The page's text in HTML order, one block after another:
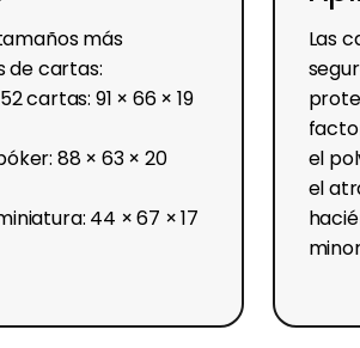
más
de cartas:
cartas: 91 × 66 × 19
88 × 63 × 20
44 × 67 × 17
Las
el
el